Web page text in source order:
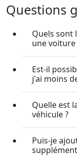
Questions
Quels sont
une voiture
Est-il
j'ai moins
Quelle est
véhicule ?
Puis-je